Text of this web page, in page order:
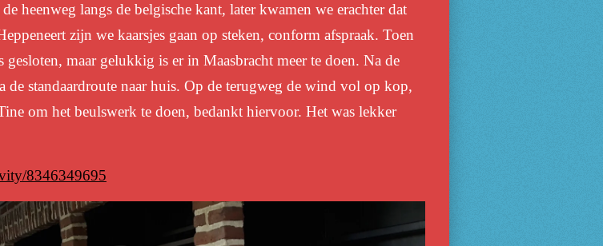
heenweg langs de belgische kant, later kwamen we erachter dat
zijn we kaarsjes gaan op steken, conform afspraak. Toen
gesloten, maar gelukkig is er in Maasbracht meer te doen. Na de
de standaardroute naar huis. Op de terugweg de wind vol op kop,
om het beulswerk te doen, bedankt hiervoor. Het was lekker
8346349695